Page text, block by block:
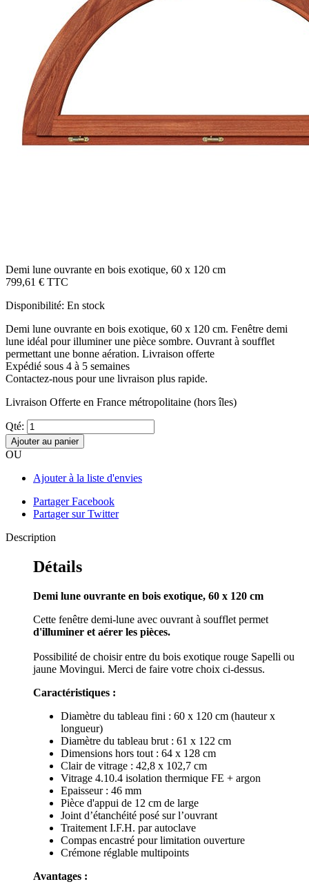
Demi lune ouvrante en bois exotique, 60 x 120 cm
799,61 € TTC
Disponibilité: En stock
Demi lune ouvrante en bois exotique, 60 x 120 cm. Fenêtre demi
lune idéal pour illuminer une pièce sombre. Ouvrant à soufflet
permettant une bonne aération. Livraison offerte
Expédié sous 4 à 5 semaines
Contactez-nous pour une livraison plus rapide.
Livraison Offerte en France métropolitaine (hors îles)
Qté:
Ajouter au panier
OU
Ajouter à la liste d'envies
Partager Facebook
Partager sur Twitter
Description
Détails
Demi lune ouvrante en bois exotique, 60 x 120 cm
Cette fenêtre demi-lune avec ouvrant à soufflet permet
d'illuminer et aérer les pièces.
Possibilité de choisir entre du bois exotique rouge Sapelli ou
jaune Movingui. Merci de faire votre choix ci-dessus.
Caractéristiques :
Diamètre du tableau fini : 60 x 120 cm (hauteur x
longueur)
Diamètre du tableau brut : 61 x 122 cm
Dimensions hors tout : 64 x 128 cm
Clair de vitrage : 42,8 x 102,7 cm
Vitrage 4.10.4 isolation thermique FE + argon
Epaisseur : 46 mm
Pièce d'appui de 12 cm de large
Joint d’étanchéité posé sur l’ouvrant
Traitement I.F.H. par autoclave
Compas encastré pour limitation ouverture
Crémone réglable multipoints
Avantages :